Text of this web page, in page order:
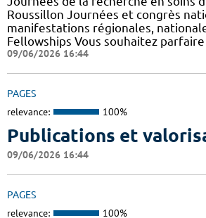
Roussillon Journées et congrès
manifestations régionales,
Fellowships Vous souhaitez
09/06/2026 16:44
PAGES
relevance: 100%
Publications et
09/06/2026 16:44
PAGES
relevance: 100%